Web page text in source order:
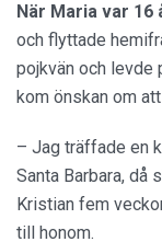
När Maria var 16
och flyttade
pojkvän och levde
kom önskan om
– Jag träffade en
Santa Barbara, då
Kristian fem
till honom.